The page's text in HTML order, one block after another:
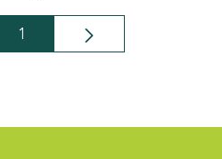
Seite
1